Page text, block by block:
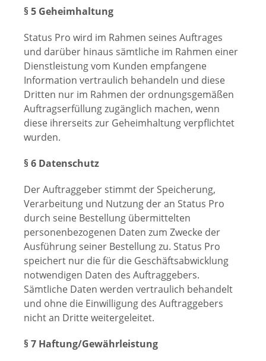
§ 5 Geheimhaltung
Status Pro wird im Rahmen seines Auftrages
und darüber hinaus sämtliche im Rahmen einer
Dienstleistung vom Kunden empfangene
Information vertraulich behandeln und diese
Dritten nur im Rahmen der ordnungsgemäßen
Auftragserfüllung zugänglich machen, wenn
diese ihrerseits zur Geheimhaltung verpflichtet
wurden.
§ 6 Datenschutz
Der Auftraggeber stimmt der Speicherung,
Verarbeitung und Nutzung der an Status Pro
durch seine Bestellung übermittelten
personenbezogenen Daten zum Zwecke der
Ausführung seiner Bestellung zu. Status Pro
speichert nur die für die Geschäftsabwicklung
notwendigen Daten des Auftraggebers.
Sämtliche Daten werden vertraulich behandelt
und ohne die Einwilligung des Auftraggebers
nicht an Dritte weitergeleitet.
§ 7 Haftung/Gewährleistung